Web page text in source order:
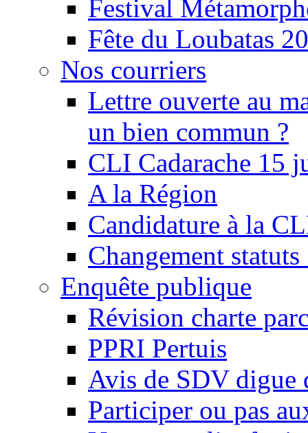
Festival
Fête du Loubatas
Nos courriers
Lettre ouverte au
un bien commun ?
CLI Cadarache 15
A la Région
Candidature à la
Changement
Enquête publique
Révision charte
PPRI Pertuis
Avis de SDV digue
Participer ou pas